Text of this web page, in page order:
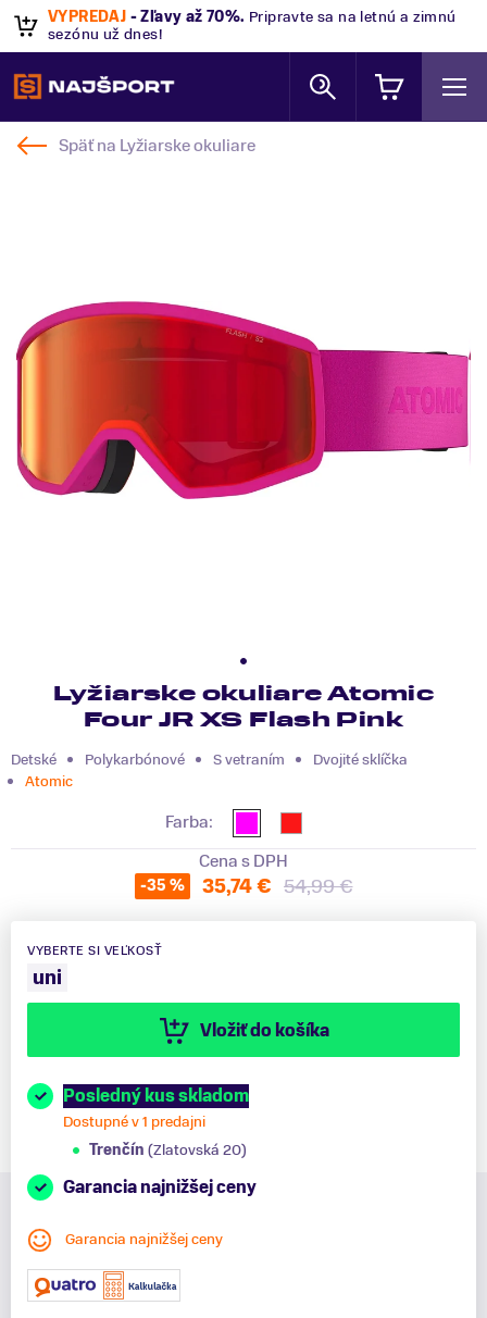
VÝPREDAJ - Zľavy až 70%. Pripravte sa na letnú a zimnú
sezónu už dnes!
Späť na Lyžiarske okuliare
Lyžiarske okuliare Atomic
Four JR XS Flash Pink
Detské Polykarbónové S vetraním
Dvojité sklíčka
Atomic
Farba:
Cena s DPH
-35 % 35,74 € 54,99 €
VYBERTE SI VEĽKOSŤ
uni
Vložiť do košíka
Posledný kus skladom
Dostupné v 1 predajni
Trenčín (Zlatovská 20)
Garancia najnižšej ceny
Garancia najnižšej ceny